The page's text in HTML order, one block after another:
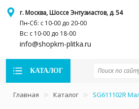
г. Москва, Шоссе Энтузиастов, д. 54
Пн-Сб: с 10-00 до 20-00
Вс: с 10-00 до 18-00
info@shopkm-plitka.ru
КАТАЛОГ
Главная Каталог SG611102R